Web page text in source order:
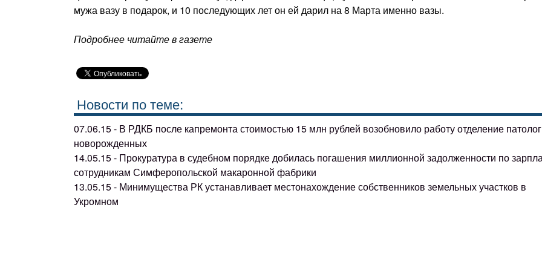
мужа вазу в подарок, и 10 последующих лет он ей дарил на 8 Марта именно вазы.
Подробнее читайте в газете
Новости по теме:
07.06.15 - В РДКБ после капремонта стоимостью 15 млн рублей возобновило работу отделение
новорожденных
14.05.15 - Прокуратура в судебном порядке добилась погашения миллионной задолженности по
сотрудникам Симферопольской макаронной фабрики
13.05.15 - Минимущества РК устанавливает местонахождение собственников земельных участков в
Укромном